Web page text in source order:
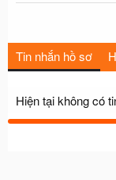
Tin nhắn hồ sơ
Hiện tại không có